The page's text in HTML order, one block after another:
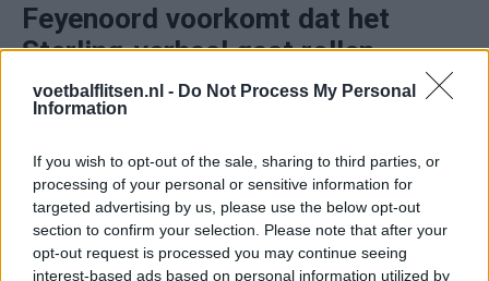
voetbalflitsen.nl - Do Not Process My Personal
Information
If you wish to opt-out of the sale, sharing to third parties, or
processing of your personal or sensitive information for
targeted advertising by us, please use the below opt-out
section to confirm your selection. Please note that after your
opt-out request is processed you may continue seeing
interest-based ads based on personal information utilized by
Feyenoord voorkomt dat het
Sterling-verhaal gaat rollen
De reactie van Van Persie zegt ook iets over de regie rond
eigen leven gaan leiden. Eerst is er sprake van interesse.
Daarna van een mogelijk vertrek. En voordat de club zelf iets
heeft gezegd, lijkt de conclusie al getrokken.
Bij Sterling gebeurde dat nu ook een beetje.